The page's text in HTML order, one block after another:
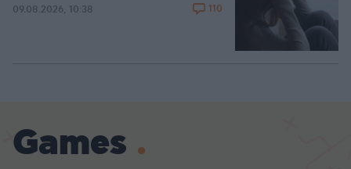
09.08.2026, 10:38 110
Games